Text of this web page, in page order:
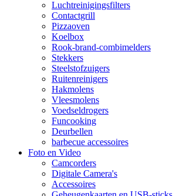
Luchtreinigingsfilters
Contactgrill
Pizzaoven
Koelbox
Rook-brand-combimelders
Stekkers
Steelstofzuigers
Ruitenreinigers
Hakmolens
Vleesmolens
Voedseldrogers
Funcooking
Deurbellen
barbecue accessoires
Foto en Video
Camcorders
Digitale Camera's
Accessoires